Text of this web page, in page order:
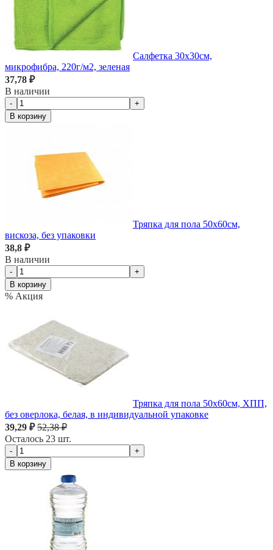
Салфетка 30х30см,
микрофибра, 220г/м2, зеленая
37,78 ₽
В наличии
-
+
В корзину
Тряпка для пола 50х60см,
вискоза, без упаковки
38,8 ₽
В наличии
-
+
В корзину
% Акция
Тряпка для пола 50х60см, ХПП,
без оверлока, белая, в индивидуальной упаковке
39,29 ₽52,38 ₽
Осталось 23 шт.
-
+
В корзину